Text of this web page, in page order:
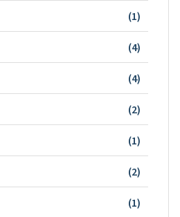
(1)
(4)
(4)
(2)
(1)
(2)
(1)